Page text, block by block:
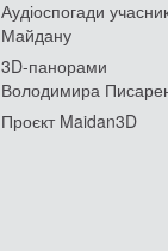
Аудіоспогади
Майдану
3D-панорами
Володимира
Проєкт Maidan3D